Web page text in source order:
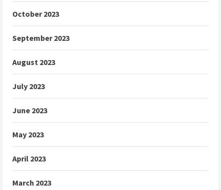
October 2023
September 2023
August 2023
July 2023
June 2023
May 2023
April 2023
March 2023